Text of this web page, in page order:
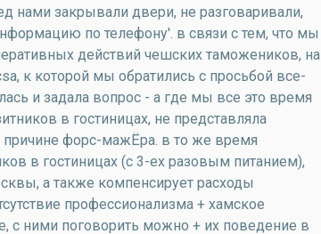
нами закрывали двери, не разговаривали,
по телефону'. в связи с тем, что мы
действий чешских таможеников, на
к которой мы обратились с просьбой все-
и задала вопрос - а где мы все это время
в гостиницах, не представляла
форс-мажЁра. в то же время
в гостиницах (с 3-ех разовым питанием),
а также компенсирует расходы
профессионализма + хамское
с ними поговорить можно + их поведение в